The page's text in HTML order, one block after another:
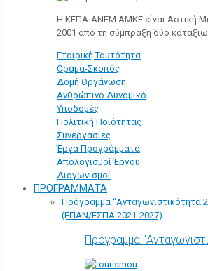
Η ΚΕΠΑ-ΑΝΕΜ ΑΜΚΕ είναι Αστική Μη
2001 από τη σύμπραξη δύο
Εταιρική Ταυτότητα
Όραμα-Σκοπός
Δομή Οργάνωση
Ανθρώπινο Δυναμικό
Υποδομές
Πολιτική Ποιότητας
Συνεργασίες
Έργα Προγράμματα
Απολογισμοί Έργου
Διαγωνισμοί
ΠΡΟΓΡΑΜΜΑΤΑ
Πρόγραμμα “Ανταγωνιστικότητα
(ΕΠΑΝ/ΕΣΠΑ 2021-2027)
Πρόγραμμα